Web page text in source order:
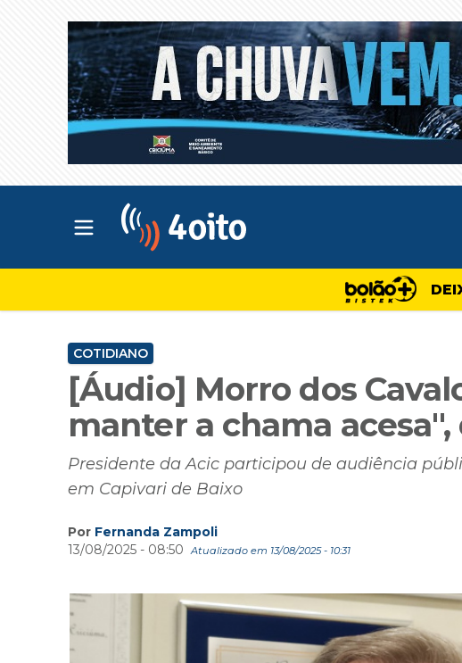
Abrir menu principal
COTIDIANO
[Áudio] Morro dos
manter a chama
Presidente da Acic participou de audiência
em Capivari de Baixo
Por Fernanda Zampoli
13/08/2025 - 08:50
Atualizado em 13/08/2025 - 10:31